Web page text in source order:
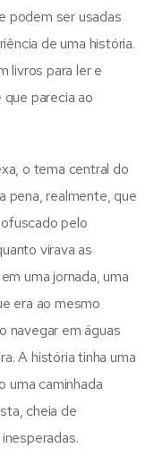
podem ser usadas
de uma história.
livros para ler e
parecia ao
o tema central do
pena, realmente, que
pelo
virava as
uma jornada, uma
era ao mesmo
navegar em águas
A história tinha uma
uma caminhada
cheia de